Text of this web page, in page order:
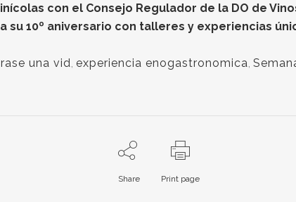
con el Consejo Regulador de la DO de
su 10º aniversario con talleres y experiencias
una vid, experiencia enogastronomica,
Share Print page